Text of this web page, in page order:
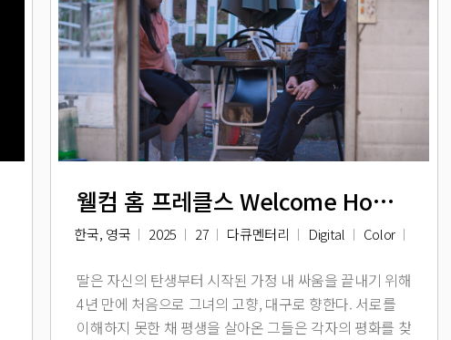
웰컴 홈 프레클스 Welcome Home Freckles
한국, 영국 2025 27 다큐멘터리 Digital Color
딸은 자신의 탄생부터 시작된 가정 내 싸움을 끝내기 위해
4년 만에 처음으로 그녀의 고향, 대구로 향한다. 서로를
이해하지 못한 채 평생을 살아온 그들은 각자의 평화를 찾